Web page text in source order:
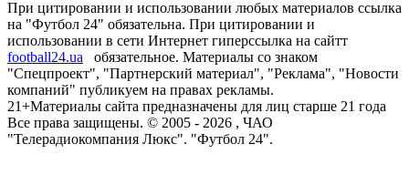
При цитировании и использовании любых материалов ссылка
на "Футбол 24" обязательна. При цитировании и
использовании в сети Интернет гиперссылка на сайтт
football24.ua
обязательное. Материалы со знаком
"Спецпроект", "Партнерский материал", "Реклама", "Новости
компаний" публикуем на правах рекламы.
21+Материалы сайта предназначены для лиц старше 21 года
Все права защищены. © 2005 - 2026 , ЧАО
"Телерадиокомпания Люкс". "Футбол 24".